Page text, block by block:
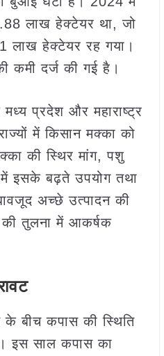
लाख हेक्टेयर था, जो
हेक्टेयर रह गया।
कमी दर्ज की गई है।
मध्य प्रदेश और महाराष्ट्र
में किसान मक्का को
की स्थिर मांग, पशु
में इसके बढ़ते उपयोग तथा
अच्छे उत्पादन की
की तुलना में आकर्षक
बीच कपास की स्थिति
इस साल कपास का